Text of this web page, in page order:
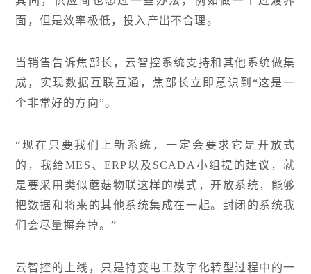
面，但是效率极低，投入产出不合理。
当销售告诉焦部长，云智控系统支持和其他系统做集
成，实现数据互联互通，焦部长立即意识到“这是一
个非常好的方向”。
“现在只要我们上新系统，一定会要求它是开放式
的，我给MES、ERP以及SCADA小组提的建议，就
是要采用类似蘑菇物联这样的模式，开放系统，能够
把数据和将来的其他系统集成在一起。封闭的系统我
们会尽量摒弃掉。”
云智控的上线，只是特变电工数字化转型过程中的一